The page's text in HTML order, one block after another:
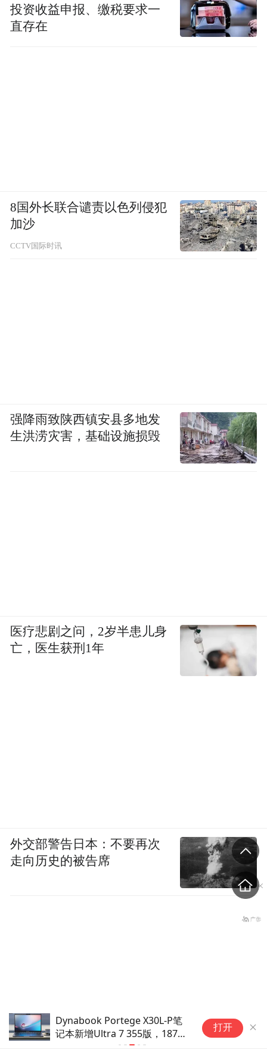
Dynabook Portege X30L-P笔
记本新增Ultra 7 355版，18799
打开
投资收益申报、缴税要求一
直存在
8国外长联合谴责以色列侵犯
加沙
CCTV国际时讯
强降雨致陕西镇安县多地发
生洪涝灾害，基础设施损毁
医疗悲剧之问，2岁半患儿身
亡，医生获刑1年
外交部警告日本：不要再次
走向历史的被告席